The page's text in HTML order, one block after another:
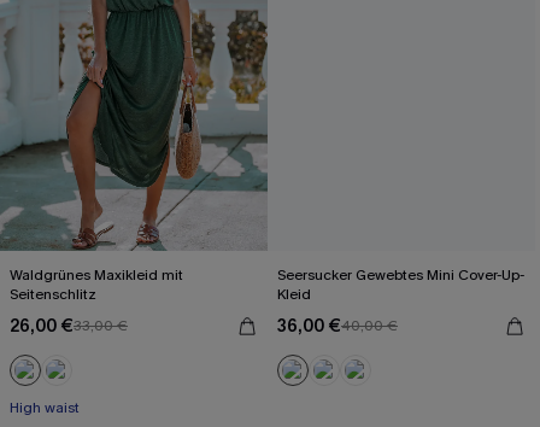
Waldgrünes Maxikleid mit
Seitenschlitz
26,00 €33,00 €
High waist
Seersucker Gewebtes Mini Cover-Up-
Kleid
36,00 €40,00 €